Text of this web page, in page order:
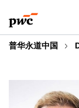
to
content
to
footer
普华永道中国